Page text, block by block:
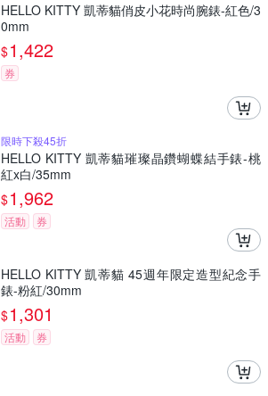
HELLO KITTY 凱蒂貓俏皮小花時尚腕錶-紅色/3
0mm
$1,422
券
限時下殺45折
HELLO KITTY 凱蒂貓璀璨晶鑽蝴蝶結手錶-桃
紅x白/35mm
$1,962
活動 券
HELLO KITTY 凱蒂貓 45週年限定造型紀念手
錶-粉紅/30mm
$1,301
活動 券